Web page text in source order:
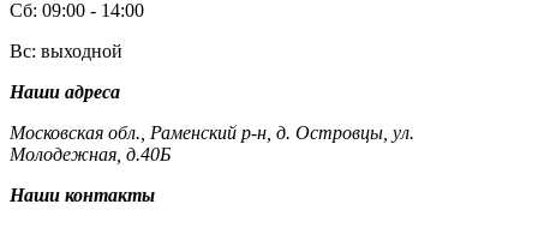
Сб: 09:00 - 14:00
Вс: выходной
Наши адреса
Московская обл., Раменский р-н, д. Островцы, ул.
Молодежная, д.40Б
Наши контакты